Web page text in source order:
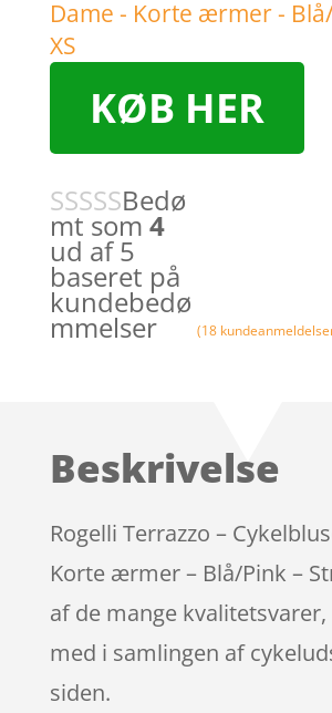
KØB HER
Bedø
mt som 4
ud af 5
baseret på
kundebedø
mmelser (18
Beskrivelse
Rogelli Terrazzo –
Korte ærmer – Blå/Pink –
af de mange
med i samlingen af
siden.